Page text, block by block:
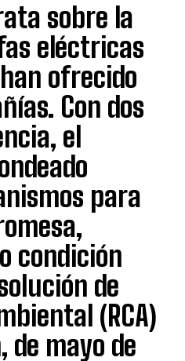
sobre la
eléctricas
ofrecido
Con dos
el
para
condición
de
(RCA)
de mayo de